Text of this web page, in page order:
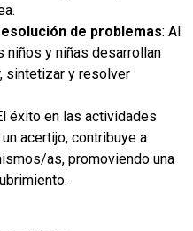
de problemas: Al
y niñas desarrollan
sintetizar y resolver
éxito en las actividades
acertijo, contribuye a
as, promoviendo una